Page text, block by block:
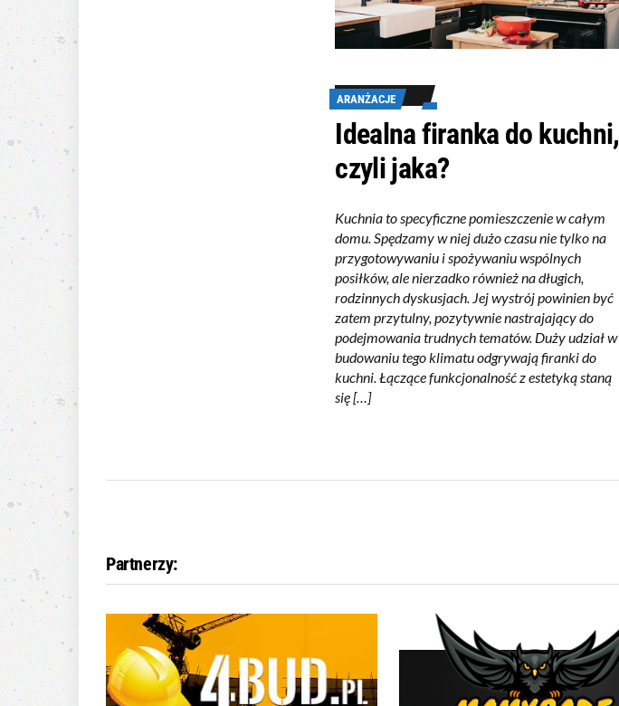
ARANŻACJE
Idealna firanka do kuchni,
czyli jaka?
Kuchnia to specyficzne pomieszczenie w całym
domu. Spędzamy w niej dużo czasu nie tylko na
przygotowywaniu i spożywaniu wspólnych
posiłków, ale nierzadko również na długich,
rodzinnych dyskusjach. Jej wystrój powinien być
zatem przytulny, pozytywnie nastrajający do
podejmowania trudnych tematów. Duży udział w
budowaniu tego klimatu odgrywają firanki do
kuchni. Łączące funkcjonalność z estetyką staną
się […]
Partnerzy: